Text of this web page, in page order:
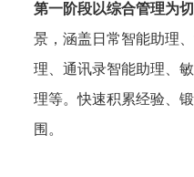
第一阶段以综合管理为
景，涵盖日常智能助理
理、通讯录智能助理、
理等。快速积累经验、
围。